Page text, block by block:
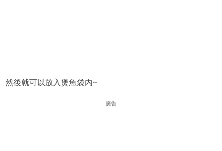
然後就可以放入煲魚袋內~
廣告